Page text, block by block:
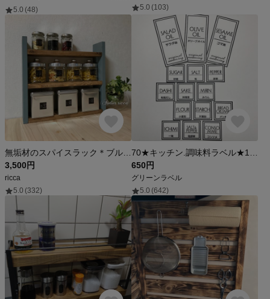
5.0 (48)
5.0 (103)
3,500円
ricca
5.0 (332)
650円
グリーンラベル
5.0 (642)